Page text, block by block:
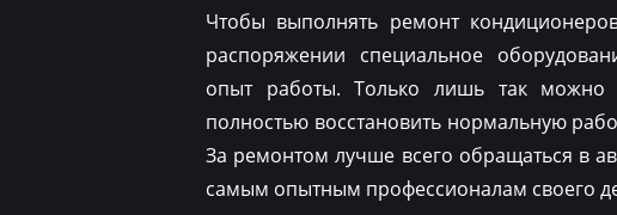
Чтобы выполнять ремонт
распоряжении специальное
опыт работы. Только лишь так можно
полностью восстановить нормальную
За ремонтом лучше всего обращаться в
самым опытным профессионалам своего